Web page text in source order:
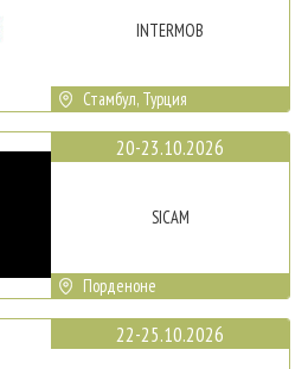
INTERMOB
Стамбул, Турция
20-23.10.2026
SICAM
Порденоне
22-25.10.2026